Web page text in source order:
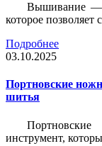
Вышивание —
которое позволяет
Подробнее
03.10.2025
Портновские
шитья
инструмент,